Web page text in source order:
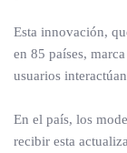
Esta innovación,
en 85 países,
usuarios
En el país, los
recibir esta